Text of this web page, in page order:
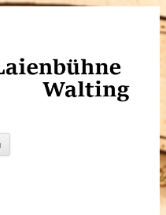
Walting